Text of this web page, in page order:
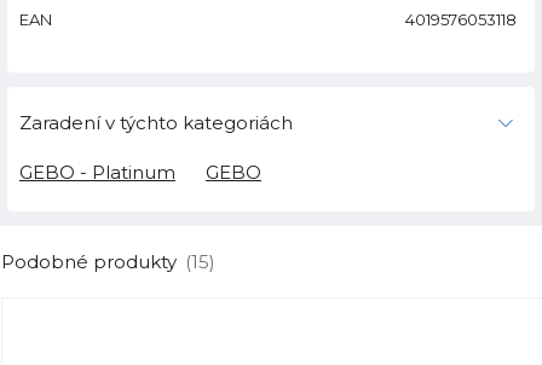
EAN 4019576053118
Zaradení v týchto kategoriách
GEBO - Platinum GEBO
Podobné produkty (15)